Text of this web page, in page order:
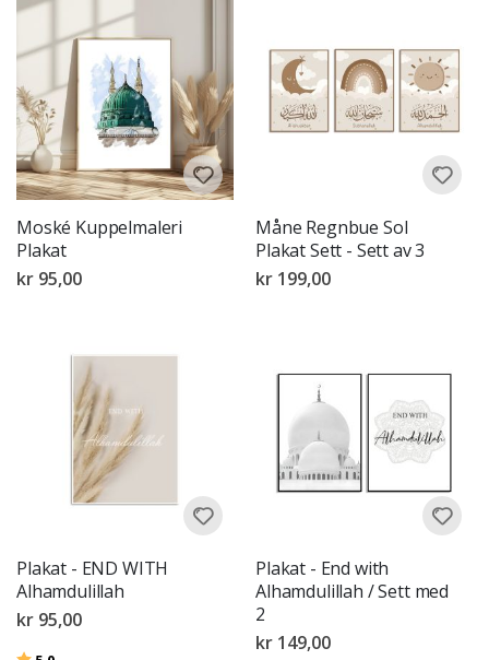
Moské Kuppelmaleri
Plakat
kr 95,00
Måne Regnbue Sol
Plakat Sett - Sett av 3
kr 199,00
Plakat - END WITH
Alhamdulillah
kr 95,00
Plakat - End with
Alhamdulillah / Sett med
2
kr 149,00